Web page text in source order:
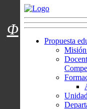
Menú
Propuesta
Φ